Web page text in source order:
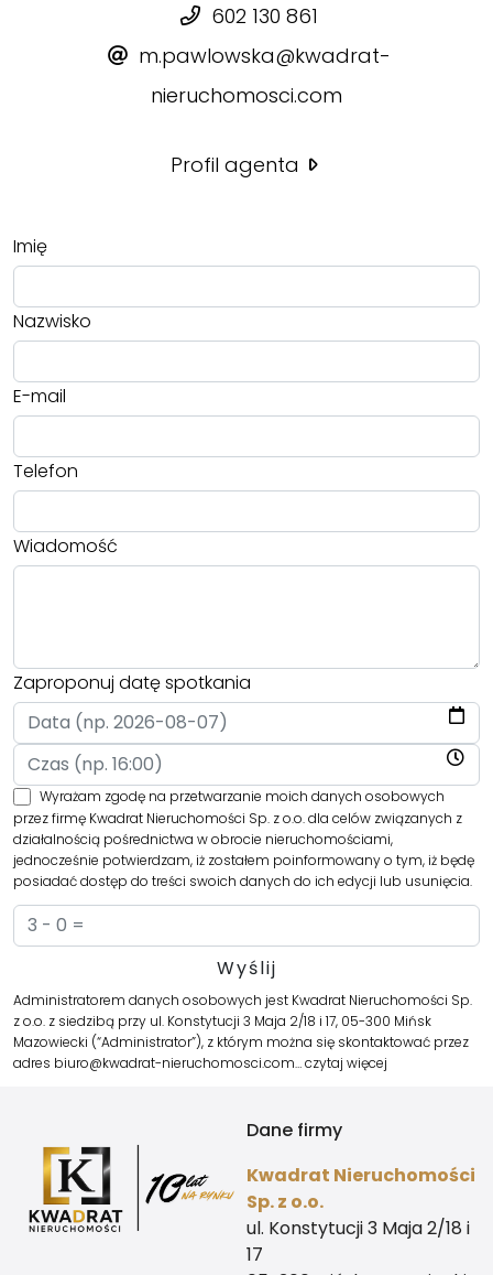
602 130 861
m.pawlowska@kwadrat-
nieruchomosci.com
Profil agenta
Imię
Nazwisko
E-mail
Telefon
Wiadomość
Zaproponuj datę spotkania
Wyrażam zgodę na przetwarzanie moich danych osobowych
przez firmę Kwadrat Nieruchomości Sp. z o.o. dla celów związanych z
działalnością pośrednictwa w obrocie nieruchomościami,
jednocześnie potwierdzam, iż zostałem poinformowany o tym, iż będę
posiadać dostęp do treści swoich danych do ich edycji lub usunięcia.
Administratorem danych osobowych jest Kwadrat Nieruchomości Sp.
z o.o. z siedzibą przy ul. Konstytucji 3 Maja 2/18 i 17, 05-300 Mińsk
Mazowiecki (“Administrator”), z którym można się skontaktować przez
adres biuro@kwadrat-nieruchomosci.com…czytaj więcej
Dane firmy
Kwadrat Nieruchomości
Sp. z o.o.
ul. Konstytucji 3 Maja 2/18 i
17